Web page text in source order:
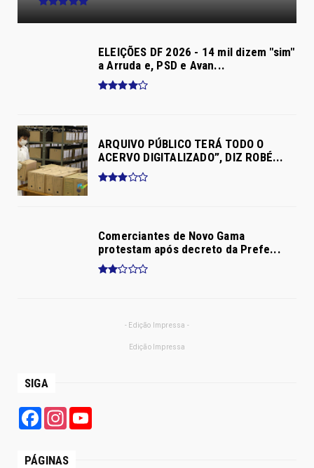
ELEIÇÕES DF 2026 - 14 mil dizem "sim"
a Arruda e, PSD e Avan...
ARQUIVO PÚBLICO TERÁ TODO O
ACERVO DIGITALIZADO”, DIZ ROBÉ...
Comerciantes de Novo Gama
protestam após decreto da Prefe...
- Edição Impressa -
Edição Impressa
SIGA
FacebookInstagram
PÁGINAS